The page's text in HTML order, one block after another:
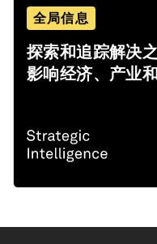
全局信息
探索和追踪解决
影响经济、产业